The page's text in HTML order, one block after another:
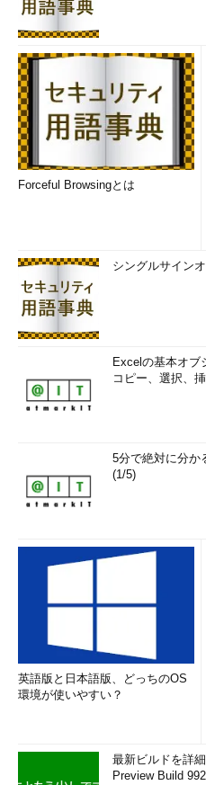
Bitcoinウォレットアプリ
これはAndroid版のBitcoinウォレットア
coinを送金しようとしているところ。「
ただし、これだけではまだ完了
Bitcoinのネットワークで「
ければならない。確認とは、そ
であるとBitcoinネットワークが
にトランザクションを追加して
ないように保証する、という処
トランザクション内容の確認
Bitcoinの送金処理を行うと、
送信元のBitcoinの所有者
しようとしていないか
既に完了したトランザクシ
て、ブロックチェーンへの追加
Forceful Browsingとは
シングルサイン
Excelの基本オブ
コピー、選択、
5分で絶対に分か
(1/5)
英語版と日本語版、どっちのOS
環境が使いやすい？
最新ビルドを詳
Preview Build